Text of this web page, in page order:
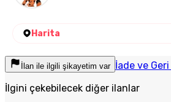
Harita
İlan ile ilgili şikayetim var İade ve
İlgini çekebilecek diğer ilanlar